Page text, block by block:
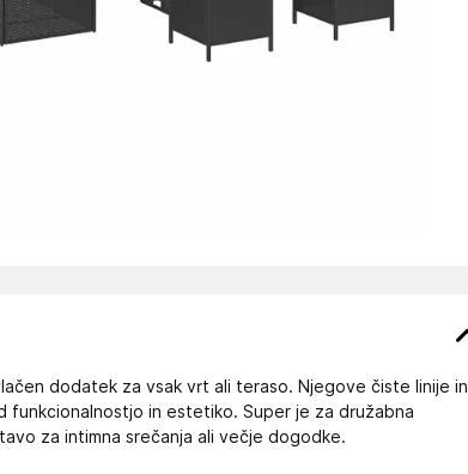
dodatek za vsak vrt ali teraso. Njegove čiste linije in
funkcionalnostjo in estetiko. Super je za družabna
za intimna srečanja ali večje dogodke.